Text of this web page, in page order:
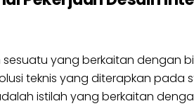
sesuatu yang berkaitan dengan
teknis yang diterapkan pada
istilah yang berkaitan